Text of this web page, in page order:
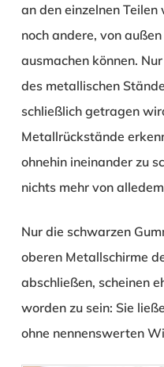
an den einzelnen
noch andere, von
ausmachen können.
des metallischen
schließlich getragen
Metallrückstände
ohnehin ineinander zu
nichts mehr von
Nur die schwarzen
oberen Metallschirme
abschließen, scheinen
worden zu sein: Sie
ohne nennenswerten